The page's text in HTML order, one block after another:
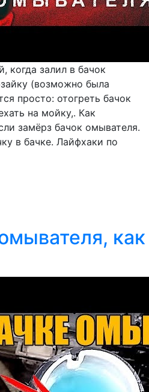
когда залил в бачок
(возможно была
просто: отогреть бачок
на мойку,. Как
замёрз бачок омывателя.
в бачке. Лайфхаки по
как